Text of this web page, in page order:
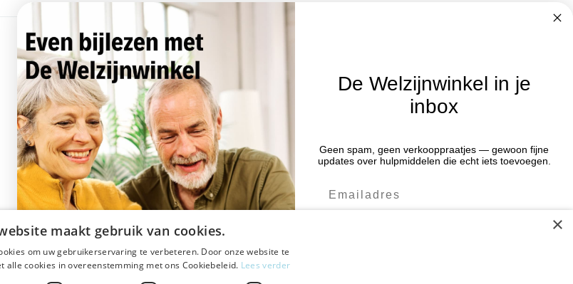
Openingstijden
Maandag 09:00 - 17:00 uur
Dinsdag 09:00 - 17:00 uur
Woensdag 09:00 - 17:00 uur
Vrijdag 09:00 - 17:00 uur
Nieuwsbrief
Blijf op de hoogte van acties en het
voor de nieuwsbrief.
×
maakt gebruik van cookies.
om uw gebruikerservaring te verbeteren. Door onze website te
alle cookies in overeenstemming met ons Cookiebeleid. Lees verder
De Welzijnwinkel in je
inbox
Geen spam, geen verkooppraatjes — gewoon fijne
updates over hulpmiddelen die echt iets toevoegen.